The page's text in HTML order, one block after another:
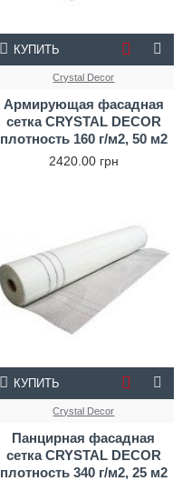
Crystal Decor
Армирующая фасадная
сетка CRYSTAL DECOR
плотность 160 г/м2, 50 м2
2420.00 грн
КУПИТЬ
Crystal Decor
Панцирная фасадная
сетка CRYSTAL DECOR
плотность 340 г/м2, 25 м2
КУПИТЬ